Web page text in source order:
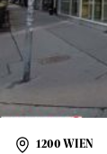
1200 WIEN